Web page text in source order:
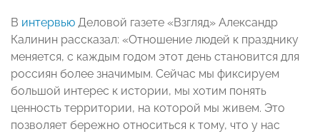
В интервью Деловой газете «Взгляд» Александр
Калинин рассказал: «Отношение людей к празднику
меняется, с каждым годом этот день становится для
россиян более значимым. Сейчас мы фиксируем
большой интерес к истории, мы хотим понять
ценность территории, на которой мы живем. Это
позволяет бережно относиться к тому, что у нас